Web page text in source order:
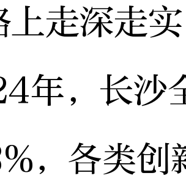
上走深走
年，长沙
，各类创